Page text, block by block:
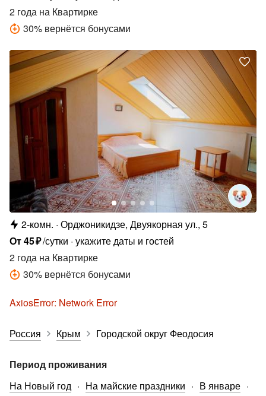
2 года на Квартирке
30% вернётся бонусами
2-комн. Орджоникидзе, Двуякорная ул., 5
От45₽/сутки укажите даты и гостей
2 года на Квартирке
30% вернётся бонусами
AxiosError: Network Error
Россия Крым Городской округ Феодосия
Период проживания
На Новый год
На майские праздники
В январе